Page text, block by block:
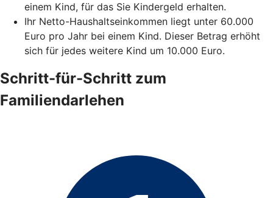
einem Kind, für das Sie Kindergeld erhalten.
Ihr Netto-Haushaltseinkommen liegt unter 60.000
Euro pro Jahr bei einem Kind. Dieser Betrag erhöht
sich für jedes weitere Kind um 10.000 Euro.
Schritt-für-Schritt zum
Familiendarlehen